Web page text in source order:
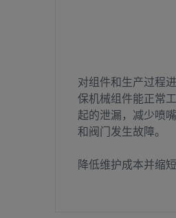
对组件和生产过程
保机械组件能正常
起的泄漏，减少喷
和阀门发生故障。
降低维护成本并缩